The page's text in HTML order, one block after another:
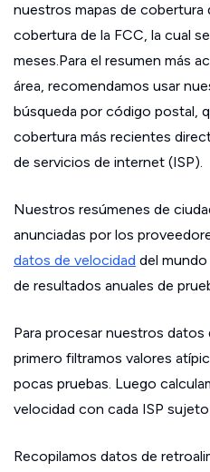
nuestros mapas de cobertura
cobertura de la FCC, la cual
meses.Para el resumen más
área, recomendamos usar
búsqueda por código postal,
cobertura más recientes
de servicios de internet (ISP).
Nuestros resúmenes de
anunciadas por los
datos de velocidad del
de resultados anuales de
Para procesar nuestros datos
primero filtramos valores
pocas pruebas. Luego
velocidad con cada ISP
Recopilamos datos de